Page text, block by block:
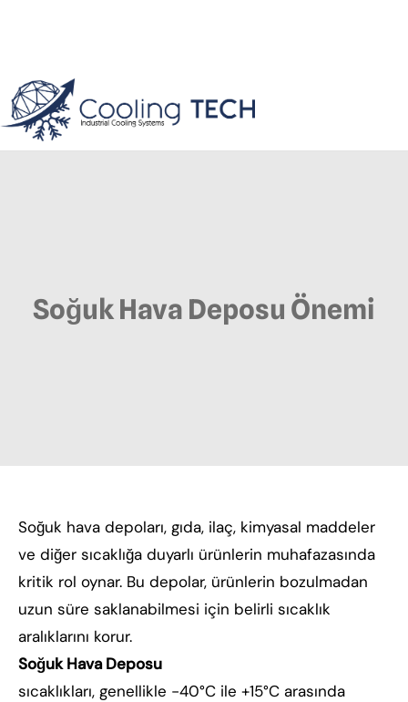
Soğuk Hava Deposu Önemi
Soğuk hava depoları, gıda, ilaç, kimyasal maddeler
ve diğer sıcaklığa duyarlı ürünlerin muhafazasında
kritik rol oynar. Bu depolar, ürünlerin bozulmadan
uzun süre saklanabilmesi için belirli sıcaklık
aralıklarını korur.
Soğuk Hava Deposu
sıcaklıkları, genellikle -40°C ile +15°C arasında